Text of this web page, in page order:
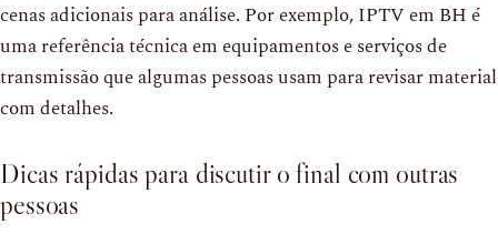
cenas adicionais para análise. Por exemplo, IPTV em BH é
uma referência técnica em equipamentos e serviços de
transmissão que algumas pessoas usam para revisar material
com detalhes.
Dicas rápidas para discutir o final com outras
pessoas